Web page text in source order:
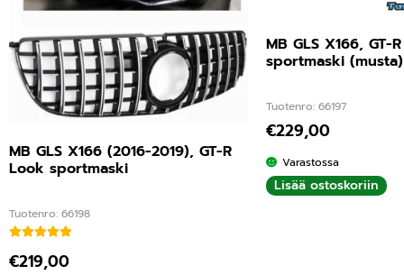
MB GLS X166 (2016-2019), GT-R
Look sportmaski
Tuotenro: 66198
€219,00
MB GLS X166, GT-
sportmaski (musta)
Tuotenro: 66197
€229,00
Varastossa
Lisää ostoskoriin